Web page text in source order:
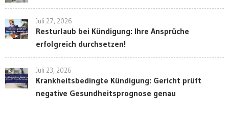
Juli 27, 2026
Resturlaub bei Kündigung: Ihre Ansprüche
erfolgreich durchsetzen!
Juli 23, 2026
Krankheitsbedingte Kündigung: Gericht prüft
negative Gesundheitsprognose genau